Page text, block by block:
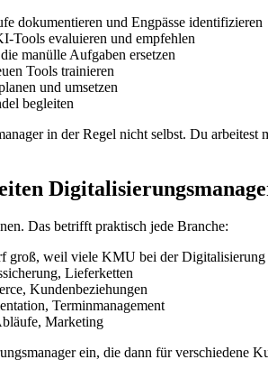
dokumentieren und Engpässe identifizieren
Tools evaluieren und empfehlen
manülle Aufgaben ersetzen
Tools trainieren
und umsetzen
begleiten
in der Regel nicht selbst. Du
Das betrifft praktisch jede Branche:
groß, weil viele KMU bei der Digitalisierung
Lieferketten
Kundenbeziehungen
Terminmanagement
Marketing
ein, die dann für verschiedene